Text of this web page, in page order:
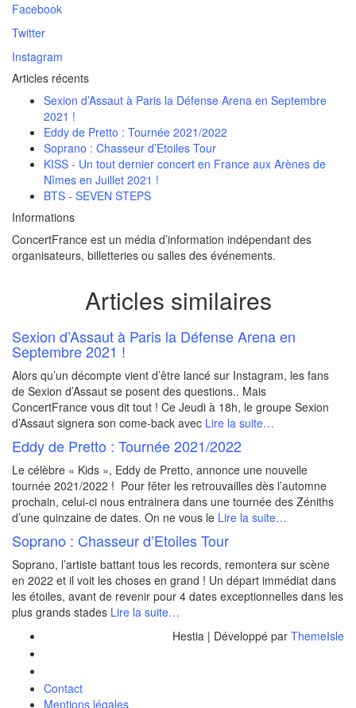
Facebook
Twitter
Instagram
Articles récents
Sexion d’Assaut à Paris la Défense Arena en Septembre
2021 !
Eddy de Pretto : Tournée 2021/2022
Soprano : Chasseur d’Etoiles Tour
KISS - Un tout dernier concert en France aux Arènes de
Nîmes en Juillet 2021 !
BTS - SEVEN STEPS
Informations
ConcertFrance est un média d’information indépendant des
organisateurs, billetteries ou salles des événements.
Articles similaires
Sexion d’Assaut à Paris la Défense Arena en
Septembre 2021 !
Alors qu’un décompte vient d’être lancé sur Instagram, les fans
de Sexion d’Assaut se posent des questions.. Mais
ConcertFrance vous dit tout ! Ce Jeudi à 18h, le groupe Sexion
d’Assaut signera son come-back avec Lire la suite…
Eddy de Pretto : Tournée 2021/2022
Le célèbre « Kids », Eddy de Pretto, annonce une nouvelle
tournée 2021/2022 ! Pour fêter les retrouvailles dès l’automne
prochain, celui-ci nous entrainera dans une tournée des Zéniths
d’une quinzaine de dates. On ne vous le Lire la suite…
Soprano : Chasseur d’Etoiles Tour
Soprano, l’artiste battant tous les records, remontera sur scène
en 2022 et il voit les choses en grand ! Un départ immédiat dans
les étoiles, avant de revenir pour 4 dates exceptionnelles dans les
plus grands stades Lire la suite…
Contact
Mentions légales
Hestia | Développé par ThemeIsle